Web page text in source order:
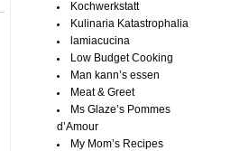
Kochwerkstatt
Kulinaria Katastrophalia
lamiacucina
Low Budget Cooking
Man kann’s essen
Meat & Greet
Ms Glaze’s Pommes
d’Amour
My Mom’s Recipes